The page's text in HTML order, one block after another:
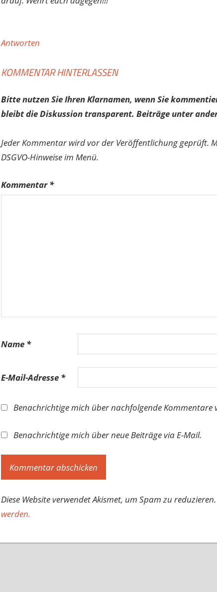
Antworten
KOMMENTAR HINTERLASSEN
Bitte nutzen Sie Ihren Klarnamen, wenn Sie
bleibt die Diskussion transparent. Beiträge unter
Jeder Kommentar wird vor der Veröffentlichung geprüft.
DSGVO-Hinweise im Menü.
Kommentar*
Name *
E-Mail-Adresse *
Benachrichtige mich über nachfolgende Kommentare
Benachrichtige mich über neue Beiträge via E-Mail.
Diese Website verwendet Akismet, um Spam zu reduzieren.
werden.